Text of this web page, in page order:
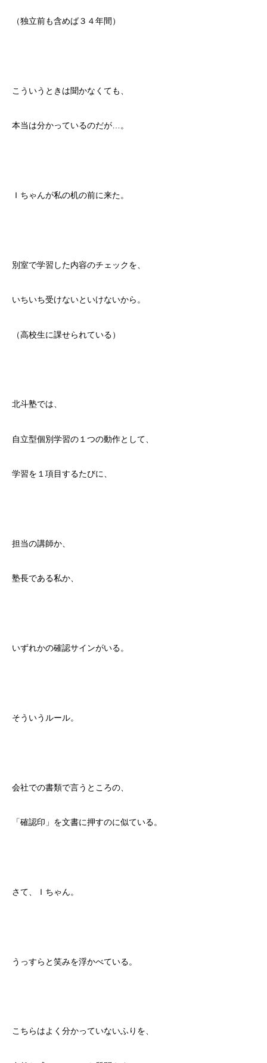
（独立前も含めば３４年間）
こういうときは聞かなくても、
本当は分かっているのだが…。
Ｉちゃんが私の机の前に来た。
別室で学習した内容のチェックを、
いちいち受けないといけないから。
（高校生に課せられている）
北斗塾では、
自立型個別学習の１つの動作として、
学習を１項目するたびに、
担当の講師か、
塾長である私か、
いずれかの確認サインがいる。
そういうルール。
会社での書類で言うところの、
「確認印」を文書に押すのに似ている。
さて、Ｉちゃん。
うっすらと笑みを浮かべている。
こちらはよく分かっていないふりを、